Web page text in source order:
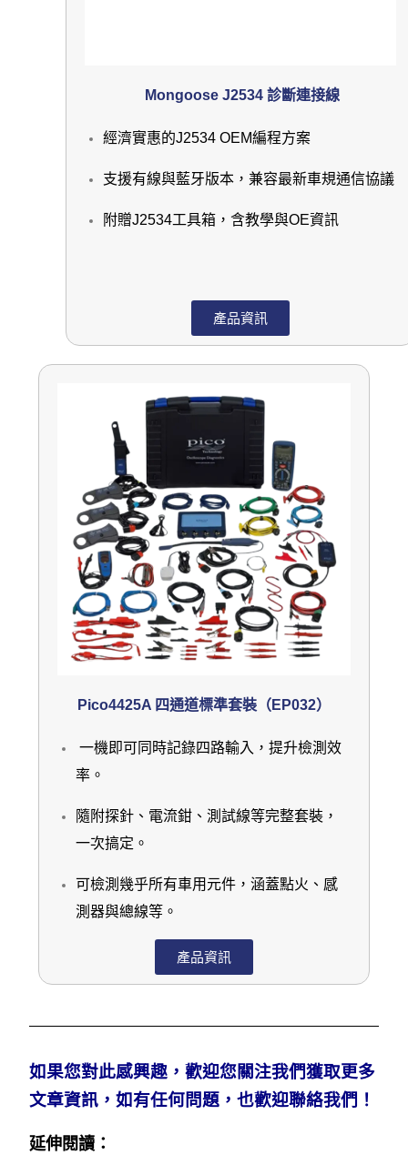
Mongoose J2534 診斷連接線
經濟實惠的J2534 OEM編程方案
支援有線與藍牙版本，兼容最新車規通信協議
附贈J2534工具箱，含教學與OE資訊
產品資訊
產品資訊
Pico4425A 四通道標準套裝（EP032）
一機即可同時記錄四路輸入，提升檢測效
率。
隨附探針、電流鉗、測試線等完整套裝，
一次搞定。
可檢測幾乎所有車用元件，涵蓋點火、感
測器與總線等。
如果您對此感興趣，歡迎您關注我們獲取更多
文章資訊，如有任何問題，也歡迎聯絡我們！
延伸閱讀：